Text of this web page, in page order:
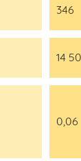
346
14
0,06